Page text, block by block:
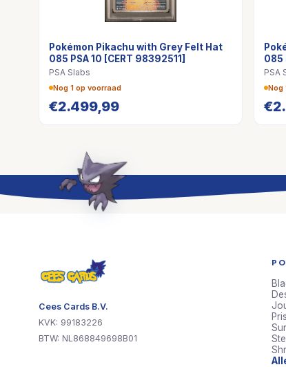
Pokémon Pikachu with Grey Felt Hat
085 PSA 10 [CERT 98392511]
PSA Slabs
Nog 1 op voorraad
€2.499,99
085
PSA
Nog
€
Cees Cards B.V.
KVK: 99183226
BTW: NL868849698B01